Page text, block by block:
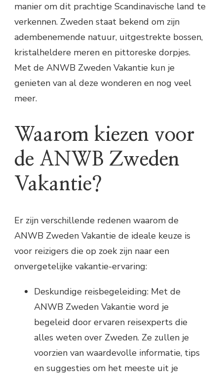
manier om dit prachtige Scandinavische land te
verkennen. Zweden staat bekend om zijn
adembenemende natuur, uitgestrekte bossen,
kristalheldere meren en pittoreske dorpjes.
Met de ANWB Zweden Vakantie kun je
genieten van al deze wonderen en nog veel
meer.
Waarom kiezen voor
de ANWB Zweden
Vakantie?
Er zijn verschillende redenen waarom de
ANWB Zweden Vakantie de ideale keuze is
voor reizigers die op zoek zijn naar een
onvergetelijke vakantie-ervaring:
Deskundige reisbegeleiding: Met de
ANWB Zweden Vakantie word je
begeleid door ervaren reisexperts die
alles weten over Zweden. Ze zullen je
voorzien van waardevolle informatie, tips
en suggesties om het meeste uit je